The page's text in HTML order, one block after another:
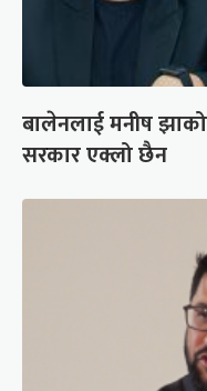
बालेनलाई मनीष
सरकार एक्लो छैन